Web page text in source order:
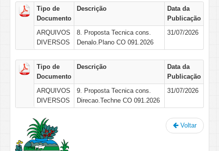
Tipo de
Documento
Descrição
Data da
Publicação
ARQUIVOS
DIVERSOS
8. Proposta Tecnica cons.
Denalo.Plano CO 091.2026
31/07/2026
Tipo de
Documento
Descrição
Data da
Publicação
ARQUIVOS
DIVERSOS
9. Proposta Tecnica cons.
Direcao.Techne CO 091.2026
31/07/2026
Voltar